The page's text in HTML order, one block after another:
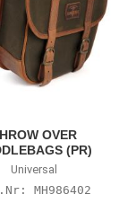
OVER
(PR)
Universal
MH986402